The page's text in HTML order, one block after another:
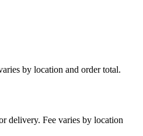
by location and order total.
delivery. Fee varies by location